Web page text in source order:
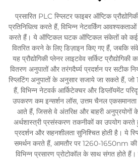
प्रसारित PLC स्प्लिटर फाइबर ऑप्टिक
प्रतिनिधित्व करते हैं, विभिन्न नेटवर्किंग
करते हैं। ये ऑप्टिकल घटक ऑप्टिकल संकेतों को कई
वितरित करने के लिए डिज़ाइन किए गए हैं, जबकि
यह प्रौद्योगिकी प्लेनर लाइटवेव सर्किट
वितरण अनुपातों और तरंगदैर्घ्य प्रदर्शन पर सटीक
स्प्लिटिंग अनुपातों के अनुसार सजाये जा सकते हैं, जो
हैं, विभिन्न नेटवर्क आर्किटेक्चर और डिप्लॉयमेंट
उपकरण कम इन्सर्शन लॉस, उत्तम चैनल
आते हैं, जिससे वे अंतरिक्ष और बाहरी अनुप्रयोगों
अर्थशास्त्री प्रसंस्करण तकनीकों का उपयोग करते
प्रदर्शन और सहनशीलता सुनिश्चित होती है। ये
समर्थन करते हैं, आमतौर पर 1260-1650nm की
विभिन्न प्रसारण प्रोटोकॉल के साथ संगत होते हैं।